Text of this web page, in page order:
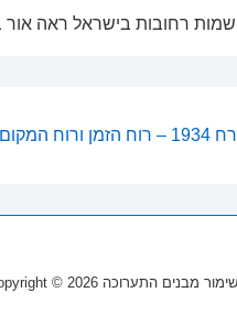
תקופה ואנשיה
© 2026